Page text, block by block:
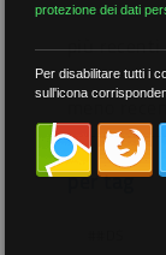
più recenti
meno
per tag
protezione dei dati
Per disabilitare tutti i
sull'icona